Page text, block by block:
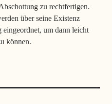
zu rechtfertigen.
über seine Existenz
um dann leicht
können.